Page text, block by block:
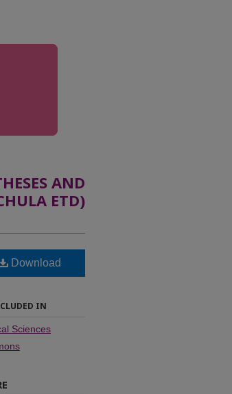
AND
ETD)
Download
IN
Sciences